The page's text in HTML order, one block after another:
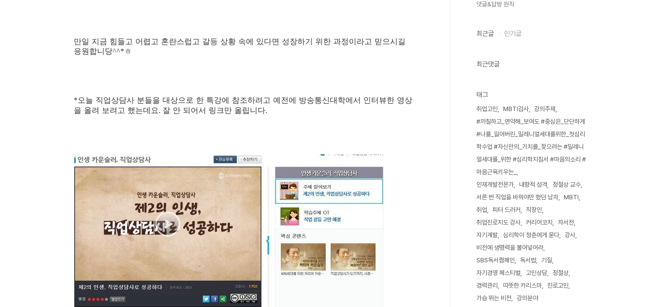
만일 지금 힘들고 어렵고 혼란스럽고 갈등 상황 속에 있다면 성장하기 위한 과정이라고 믿으시길
응원합니당^^*ㅎ
*오늘 직업상담사 분들을 대상으로 한 특강에 참조하려고 예전에 방송통신대학에서 인터뷰한 영상
을 올려 보려고 했는데요. 잘 안 되어서 링크만 올립니다.
댓글&답방 원칙
최근글 인기글
최근댓글
태그
취업고민 MBTI검사
강의주제
#까칠하고_연약해_보여도 #중심은_단단하게
#나를_잃어버린_밀레니얼세대를위한_첫심리
학수업 #자신만의_가치를_찾으려는 #밀레니
얼세대를_위한 #심리학지침서 #마음의소리 #
마음근육키우는_
인재개발전문가
내향적 성격
정철상 교수
서른 번 직업을 바꿔야만 했던 남자
MBTI
취업
피터 드러커
직장인
취업진로지도 강사
커리어코치
자서전
자기계발
심리학이 청춘에게 묻다
강사
비전에 생명력을 불어넣어라
SBS독서캠페인
독서법
기질
자기경영 페스티벌
고민상담
정철상
경력관리
따뜻한 카리스마
진로고민
가슴 뛰는 비전
강의분야